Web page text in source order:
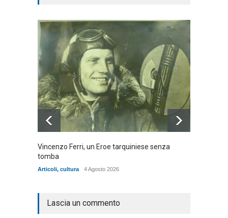
Vincenzo Ferri, un Eroe tarquiniese senza
tomba
Articoli, cultura 4 Agosto 2026
Lascia un commento